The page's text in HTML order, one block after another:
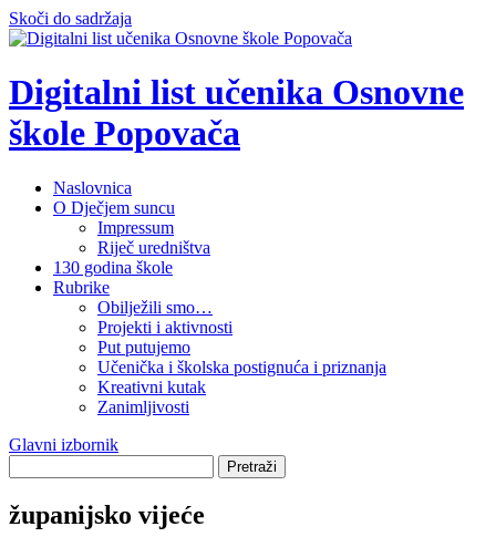
Skoči do sadržaja
Digitalni list učenika Osnovne
škole Popovača
Naslovnica
O Dječjem suncu
Impressum
Riječ uredništva
130 godina škole
Rubrike
Obilježili smo…
Projekti i aktivnosti
Put putujemo
Učenička i školska postignuća i priznanja
Kreativni kutak
Zanimljivosti
Glavni izbornik
županijsko vijeće